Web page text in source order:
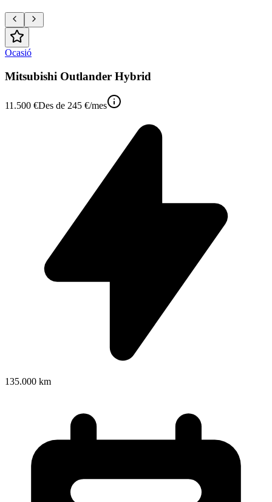
Ocasió
Mitsubishi Outlander Hybrid
11.500 €Des de 245 €/mes
135.000 km